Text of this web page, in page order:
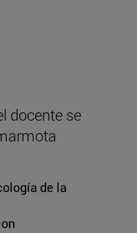
docente se
de la